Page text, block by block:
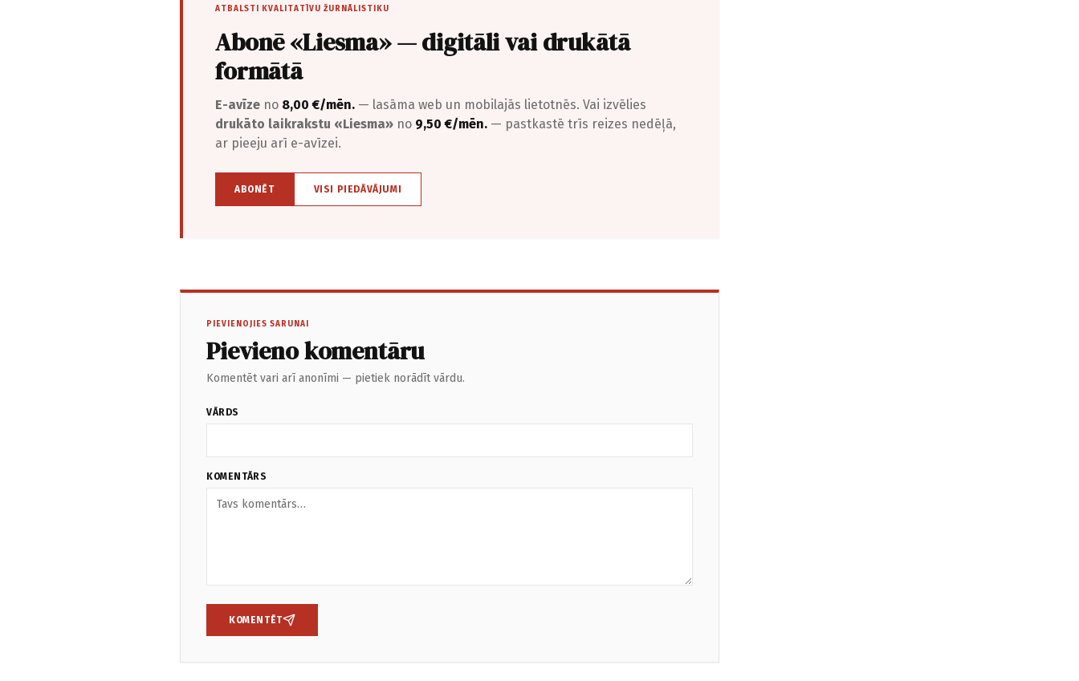
ATBALSTI KVALITATĪVU ŽURNĀLISTIKU
Abonē «Liesma» — digitāli vai drukātā
formātā
E-avīze no 8,00 €/mēn. — lasāma web un mobilajās lietotnēs. Vai izvēlies
drukāto laikrakstu «Liesma» no 9,50 €/mēn. — pastkastē trīs reizes nedēļā,
ar pieeju arī e-avīzei.
ABONĒT VISI PIEDĀVĀJUMI
PIEVIENOJIES SARUNAI
Pievieno komentāru
Komentēt vari arī anonīmi — pietiek norādīt vārdu.
VĀRDS
KOMENTĀRS
KOMENTĒT